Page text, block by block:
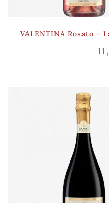
VALENTINA Rosato –